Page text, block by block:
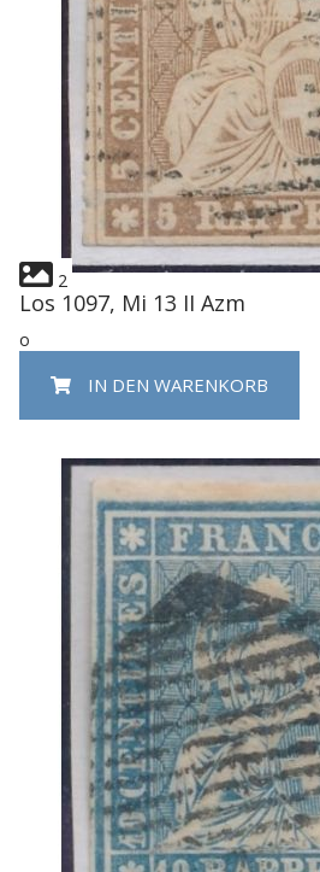
2
Los 1097, Mi 13 II Azm
o
IN DEN WARENKORB